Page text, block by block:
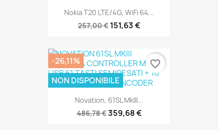
Nokia T20 LTE/4G, WiFi 64...
257,00 € 151,63 €
SOLO ONLINE
Novation, 61SL MkIII...
486,78 €359,68 €
-26,11%
NON DISPONIBILE
favorite_border